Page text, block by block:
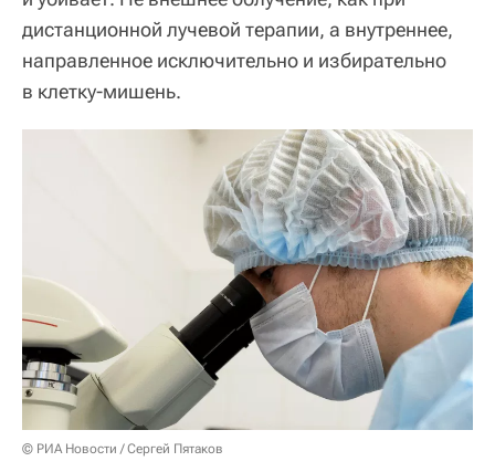
дистанционной лучевой терапии, а внутреннее,
направленное исключительно и избирательно
в клетку-мишень.
© РИА Новости / Сергей Пятаков